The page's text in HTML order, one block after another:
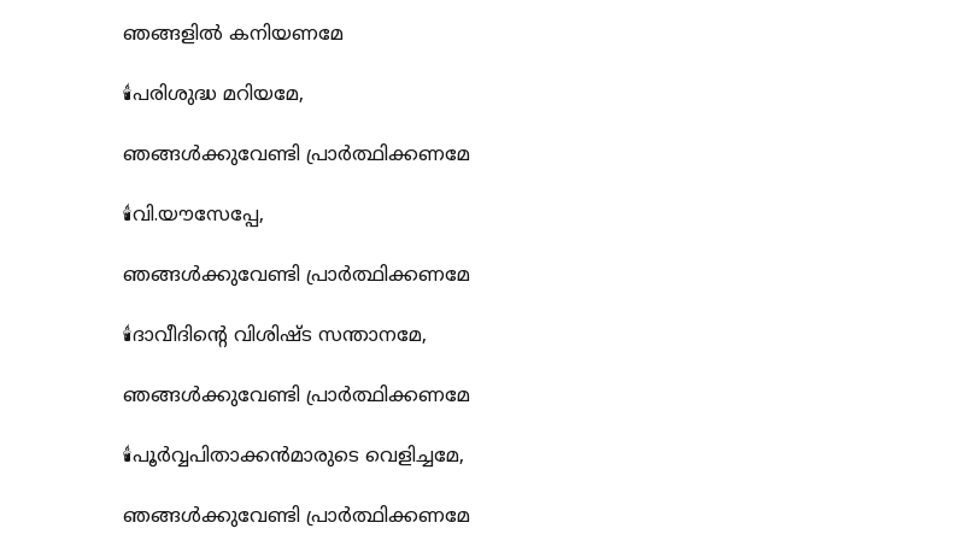
ഞങ്ങളിൽ കനിയണമേ
🕯️പരിശുദ്ധ മറിയമേ,
ഞങ്ങൾക്കുവേണ്ടി പ്രാർത്ഥിക്കണമേ
🕯️വി.യൗസേപ്പേ,
ഞങ്ങൾക്കുവേണ്ടി പ്രാർത്ഥിക്കണമേ
🕯️ദാവീദിന്റെ വിശിഷ്ട സന്താനമേ,
ഞങ്ങൾക്കുവേണ്ടി പ്രാർത്ഥിക്കണമേ
🕯️പൂർവ്വപിതാക്കൻമാരുടെ വെളിച്ചമേ,
ഞങ്ങൾക്കുവേണ്ടി പ്രാർത്ഥിക്കണമേ